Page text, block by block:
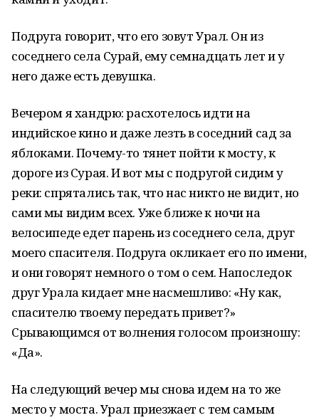
Подруга говорит, что его зовут Урал. Он из
соседнего села Сурай, ему семнадцать лет и у
него даже есть девушка.
Вечером я хандрю: расхотелось идти на
индийское кино и даже лезть в соседний сад за
яблоками. Почему-то тянет пойти к мосту, к
дороге из Сурая. И вот мы с подругой сидим у
реки: спрятались так, что нас никто не видит, но
сами мы видим всех. Уже ближе к ночи на
велосипеде едет парень из соседнего села, друг
моего спасителя. Подруга окликает его по имени,
и они говорят немного о том о сем. Напоследок
друг Урала кидает мне насмешливо: «Ну как,
спасителю твоему передать привет?»
Срывающимся от волнения голосом произношу:
«Да».
На следующий вечер мы снова идем на то же
место у моста. Урал приезжает с тем самым